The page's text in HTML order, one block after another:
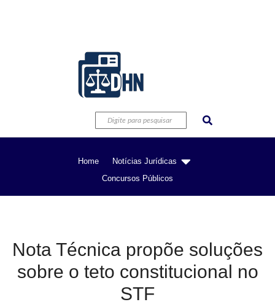
Home
Notícias Jurídicas
Concursos Públicos
Nota Técnica propõe soluções
sobre o teto constitucional no
STF